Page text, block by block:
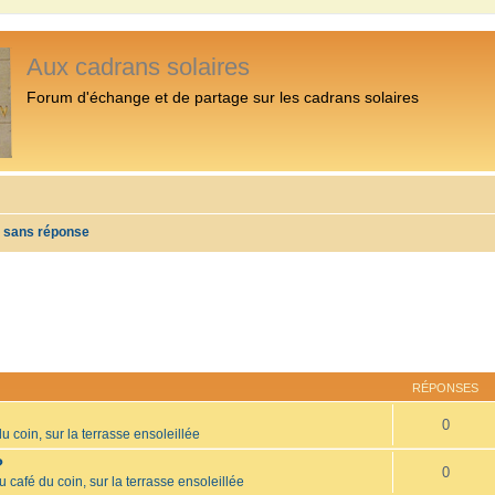
Aux cadrans solaires
Forum d'échange et de partage sur les cadrans solaires
sans réponse
RÉPONSES
coin, sur la terrasse ensoleillée
0
café du coin, sur la terrasse ensoleillée
0